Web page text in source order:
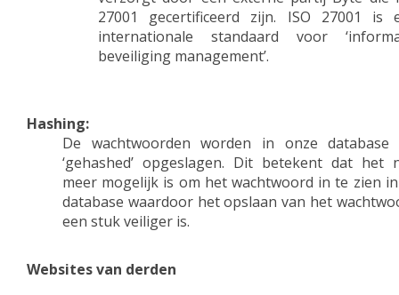
27001 gecertificeerd zijn. ISO 27001 is
internationale standaard voor
beveiliging management’.
Hashing:
De wachtwoorden worden in onze database
‘gehashed’ opgeslagen. Dit betekent dat het
meer mogelijk is om het wachtwoord in te zien
database waardoor het opslaan van het
een stuk veiliger is.
Websites van derden